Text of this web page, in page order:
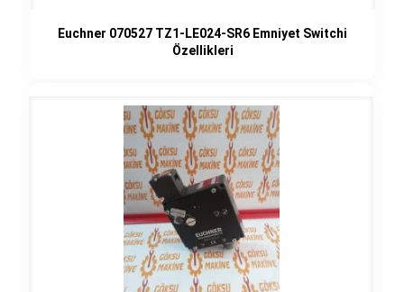
Euchner 070527 TZ1-LE024-SR6 Emniyet Switchi
Özellikleri